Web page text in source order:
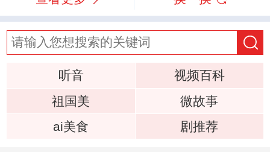
听音
视频百科
祖国美
微故事
ai美食
剧推荐